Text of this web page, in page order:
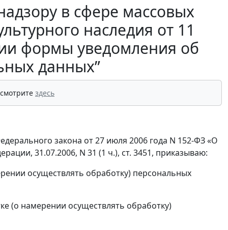
в сфере массовых
наследия от 11
формы уведомления об
данных”
здесь
закона от 27 июля 2006 года N 152-ФЗ «О
31.07.2006, N 31 (1 ч.), ст. 3451, приказываю:
осуществлять обработку) персональных
(о намерении осуществлять обработку)